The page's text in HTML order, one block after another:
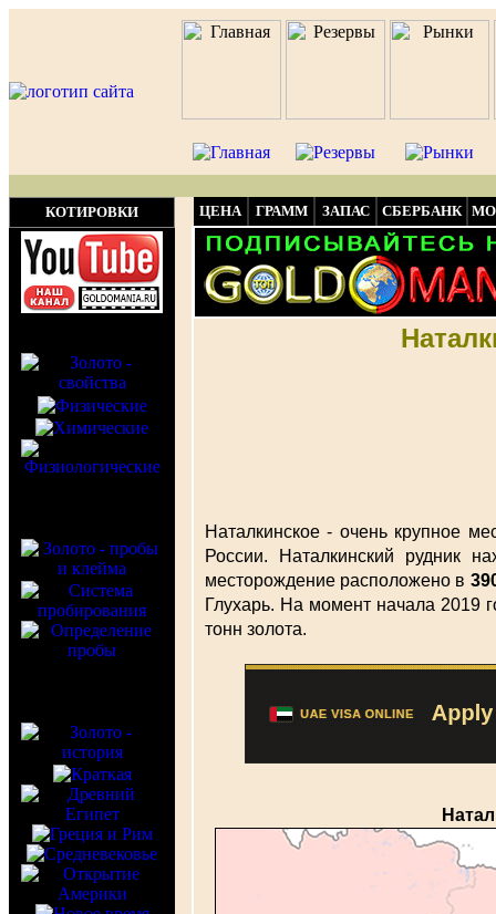
КОТИРОВКИ ЦЕНА ГРАММ ЗАПАС СБЕРБАНК
Наталкинское - очень крупное
России. Наталкинский рудник
месторождение расположено в
Глухарь. На момент начала 2019
тонн золота.